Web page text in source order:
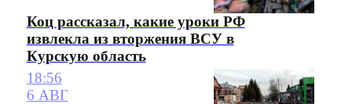
Коц рассказал, какие уроки РФ
извлекла из вторжения ВСУ в
Курскую область
18:56
6 АВГ